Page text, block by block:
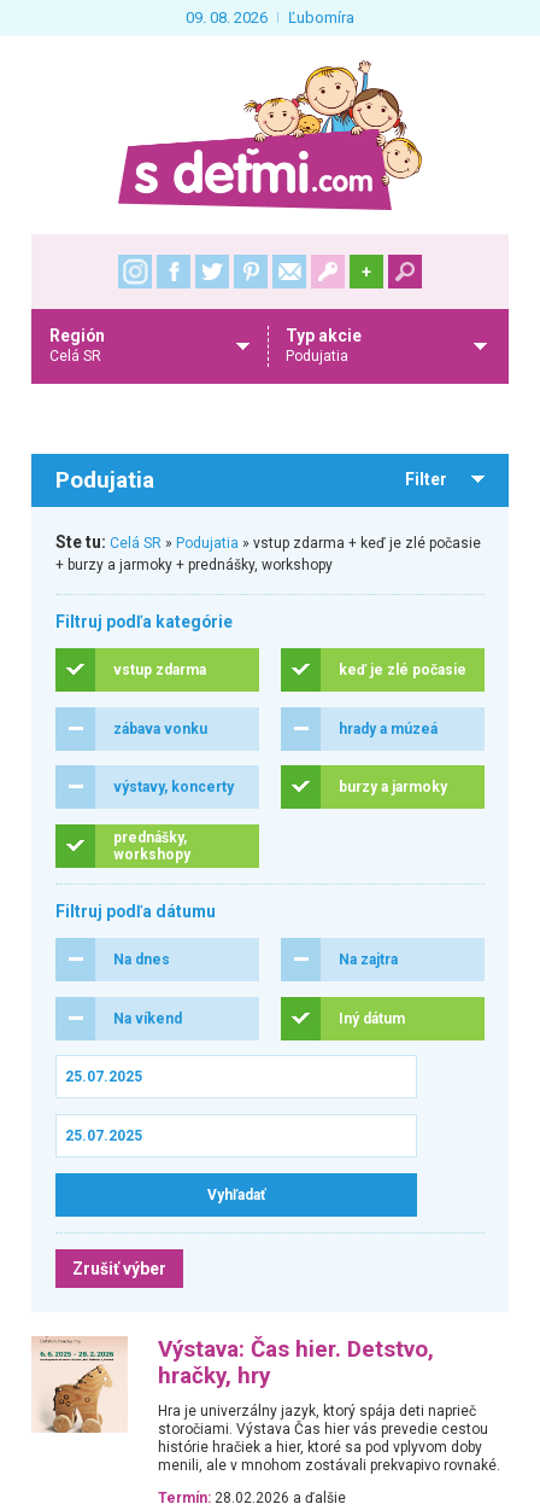
09. 08. 2026 Ľubomíra
+
Región
Celá SR
Typ akcie
Podujatia
Podujatia Filter
Ste tu: Celá SR» Podujatia » vstup zdarma + keď je zlé počasie
+ burzy a jarmoky + prednášky, workshopy
Filtruj podľa kategórie
vstup zdarma keď je zlé počasie
zábava vonku hrady a múzeá
výstavy, koncerty burzy a jarmoky
prednášky,
workshopy
Filtruj podľa dátumu
Na dnes Na zajtra
Na víkend Iný dátum
Zrušiť výber
Výstava: Čas hier. Detstvo,
hračky, hry
Hra je univerzálny jazyk, ktorý spája deti naprieč
storočiami. Výstava Čas hier vás prevedie cestou
histórie hračiek a hier, ktoré sa pod vplyvom doby
menili, ale v mnohom zostávali prekvapivo rovnaké.
Termín: 28.02.2026 a ďalšie